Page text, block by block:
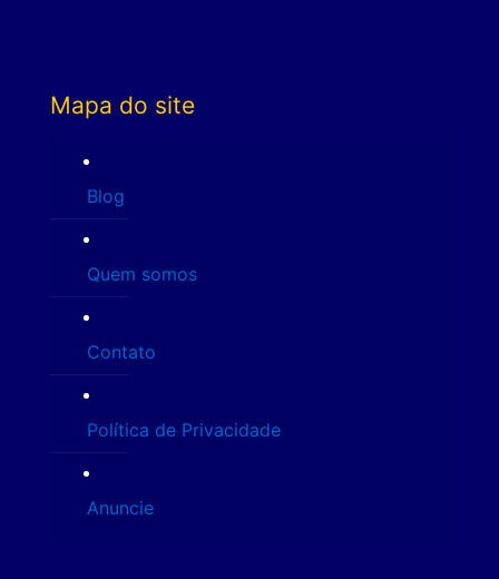
Mapa do site
Blog
Quem somos
Contato
Política de Privacidade
Anuncie